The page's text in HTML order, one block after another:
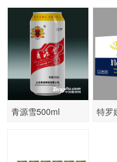
青源雪500ml
特罗